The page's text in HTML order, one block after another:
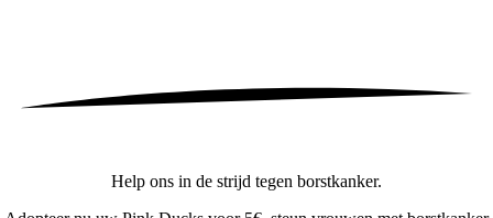
Help ons in de strijd tegen borstkanker.